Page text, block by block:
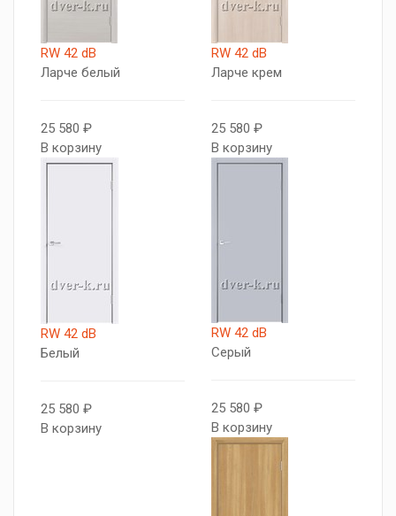
RW 42 dB
Ларче белый
25 580 ₽
В корзину
RW 42 dB
Ларче крем
25 580 ₽
В корзину
RW 42 dB
Белый
25 580 ₽
В корзину
RW 42 dB
Серый
25 580 ₽
В корзину